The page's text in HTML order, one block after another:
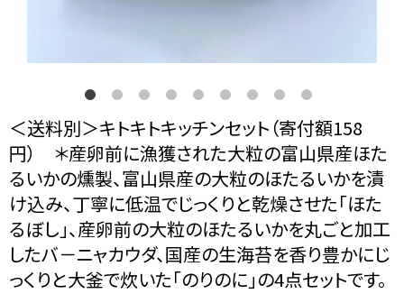
＜送料別＞キトキトキッチンセット（寄付額158
円） ＊産卵前に漁獲された大粒の富山県産ほた
るいかの燻製、富山県産の大粒のほたるいかを漬
け込み、丁寧に低温でじっくりと乾燥させた「ほた
るぼし」、産卵前の大粒のほたるいかを丸ごと加工
したバ－ニャカウダ、国産の生海苔を香り豊かにじ
っくりと大釜で炊いた「のりのに」の4点セットです。